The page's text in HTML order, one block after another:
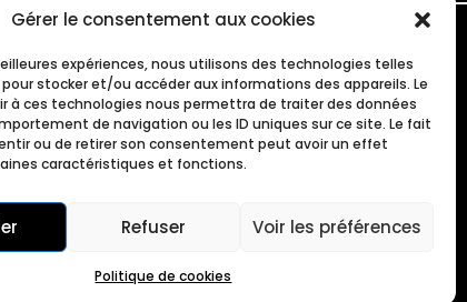
Gérer le consentement aux cookies
expériences, nous utilisons des technologies telles
stocker et/ou accéder aux informations des appareils. Le
à ces technologies nous permettra de traiter des données
de navigation ou les ID uniques sur ce site. Le fait
ou de retirer son consentement peut avoir un effet
caractéristiques et fonctions.
Refuser Voir les préférences
Politique de cookies
INFORMATIONS LIVRAISON
POLITIQUE DE RETOUR
CONTACT